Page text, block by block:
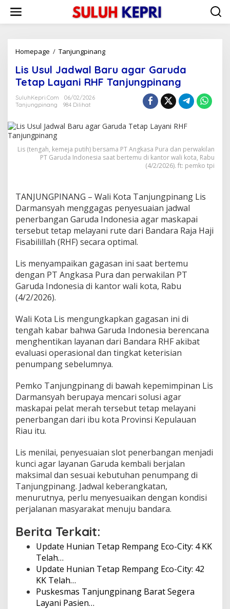
w
Homepage / Tanjungpinang
s
U
a
a
l
u
a
g
a
r
G
r
u
d
a
t
a
p
L
a
y
n
i
R
H
F
n
j
u
n
g
p
n
Lis Usul Jadwal Baru agar Garuda
Tetap Layani RHF Tanjungpinang
SuluhKepri.com
06/02/2026
Tanjungpinang
984 Dilihat
Lis (tengah, kemeja putih) bersama PT Angkasa Pura dan perwakilan
PT Garuda Indonesia saat bertemu di kantor wali kota, Rabu
(4/2/2026). ft: pemko tpi
TANJUNGPINANG – Wali Kota Tanjungpinang Lis
Darmansyah menggagas penyesuaian jadwal
penerbangan Garuda Indonesia agar maskapai
tersebut tetap melayani rute dari Bandara Raja Haji
Fisabilillah (RHF) secara optimal.
Lis menyampaikan gagasan ini saat bertemu
dengan PT Angkasa Pura dan perwakilan PT
Garuda Indonesia di kantor wali kota, Rabu
(4/2/2026).
Wali Kota Lis mengungkapkan gagasan ini di
tengah kabar bahwa Garuda Indonesia berencana
menghentikan layanan dari Bandara RHF akibat
evaluasi operasional dan tingkat keterisian
penumpang sebelumnya.
Pemko Tanjungpinang di bawah kepemimpinan Lis
Darmansyah berupaya mencari solusi agar
maskapai pelat merah tersebut tetap melayani
penerbangan dari ibu kota Provinsi Kepulauan
Riau itu.
Lis menilai, penyesuaian slot penerbangan menjadi
kunci agar layanan Garuda kembali berjalan
maksimal dan sesuai kebutuhan penumpang di
Tanjungpinang. Jadwal keberangkatan,
menurutnya, perlu menyesuaikan dengan kondisi
perjalanan masyarakat menuju bandara.
Berita Terkait:
Update Hunian Tetap Rempang Eco-City: 4 KK
Telah…
Update Hunian Tetap Rempang Eco-City: 42
KK Telah…
Puskesmas Tanjungpinang Barat Segera
Layani Pasien…